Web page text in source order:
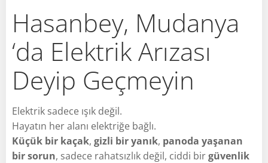
Hasanbey, Mudanya
‘da Elektrik Arızası
Deyip Geçmeyin
Elektrik sadece ışık değil.
Hayatın her alanı elektriğe bağlı.
Küçük bir kaçak, gizli bir yanık, panoda yaşanan
bir sorun, sadece rahatsızlık değil, ciddi birgüvenlik